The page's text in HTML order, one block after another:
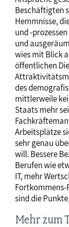
Beschäftigten
Hemmnisse,
und -
und
wies mit Blick
öffentlichen
des
mittlerweile
Staats mehr
Arbeitsplätze
sehr genau
will. Bessere
Berufen wie
IT, mehr
Fortkommens-
sind die
Mehr zum